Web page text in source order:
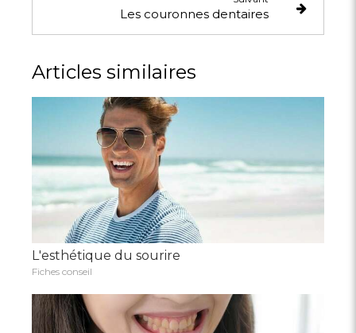
Les couronnes dentaires
Articles similaires
L'esthétique du sourire
Fiches conseil